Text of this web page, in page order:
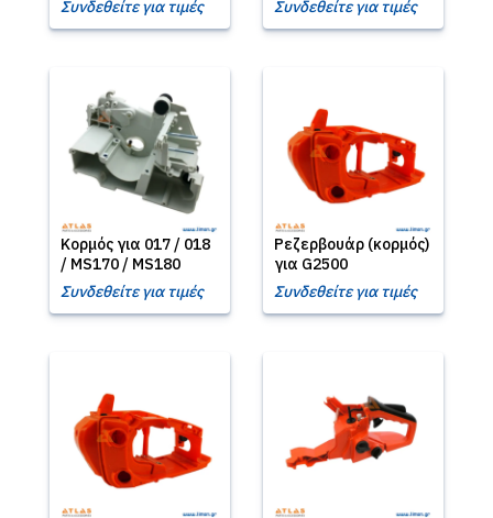
Συνδεθείτε για τιμές
Συνδεθείτε για τιμές
Κορμός για 017 / 018
/ MS170 / MS180
Συνδεθείτε για τιμές
Ρεζερβουάρ (κορμός)
για G2500
Συνδεθείτε για τιμές